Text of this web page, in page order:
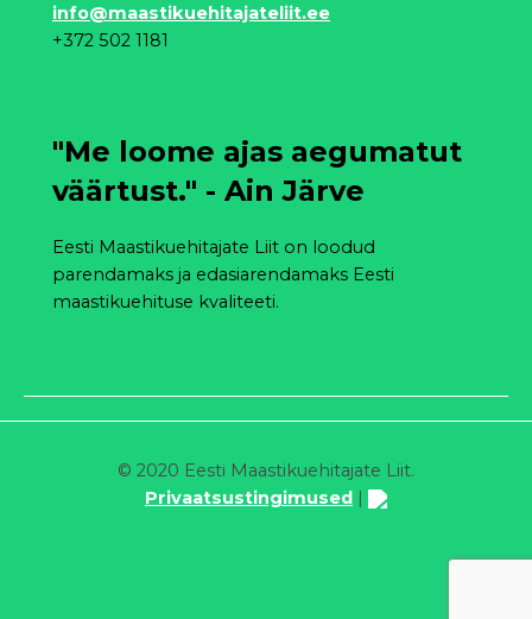
info@maastikuehitajateliit.ee
+372 502 1181
"Me loome ajas aegumatut
väärtust." - Ain Järve
Eesti Maastikuehitajate Liit on loodud
parendamaks ja edasiarendamaks Eesti
maastikuehituse kvaliteeti.
© 2020 Eesti Maastikuehitajate Liit.
Privaatsustingimused |